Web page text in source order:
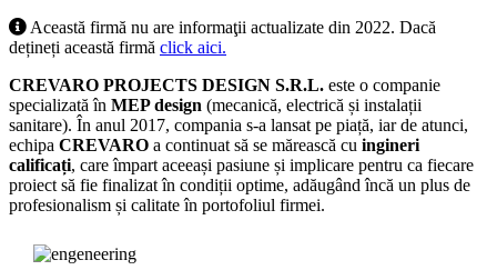
Această firmă nu are informaţii actualizate din 2022. Dacă
dețineți această firmă click aici.
CREVARO PROJECTS DESIGN S.R.L. este o companie
specializată în MEP design (mecanică, electrică și instalații
sanitare). În anul 2017, compania s-a lansat pe piață, iar de atunci,
echipa CREVARO a continuat să se mărească cu ingineri
calificați, care împart aceeași pasiune și implicare pentru ca fiecare
proiect să fie finalizat în condiții optime, adăugând încă un plus de
profesionalism și calitate în portofoliul firmei.